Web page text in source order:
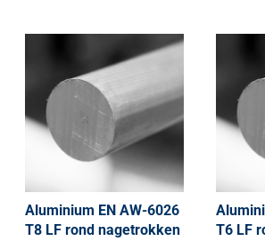
Aluminium EN AW-6026
T8 LF rond nagetrokken
T6 LF